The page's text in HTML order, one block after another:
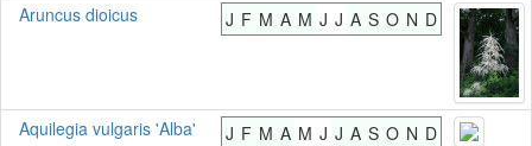
Aruncus dioicus J F M A M J J A S O N D
Aquilegia vulgaris 'Alba' J F M A M J J A S O N D